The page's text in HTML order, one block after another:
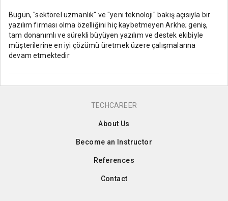
Bugün, "sektörel uzmanlık" ve "yeni teknoloji" bakış açısıyla bir
yazılım firması olma özelliğini hiç kaybetmeyen Arkhe; geniş,
tam donanımlı ve sürekli büyüyen yazılım ve destek ekibiyle
müşterilerine en iyi çözümü üretmek üzere çalışmalarına
devam etmektedir
TECHCAREER
About Us
Become an Instructor
References
Contact